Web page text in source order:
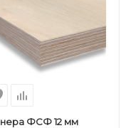
ФСФ 12 мм